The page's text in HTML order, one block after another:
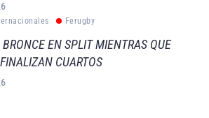
Ferugby
EN SPLIT MIENTRAS QUE
CUARTOS